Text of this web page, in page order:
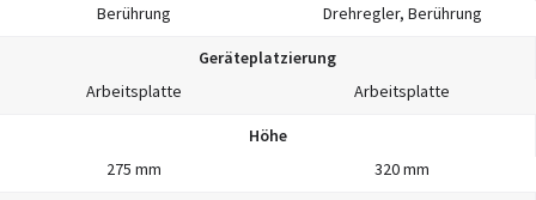
Berührung
Drehregler, Berührung
Geräteplatzierung
Arbeitsplatte
Arbeitsplatte
Höhe
275 mm
320 mm